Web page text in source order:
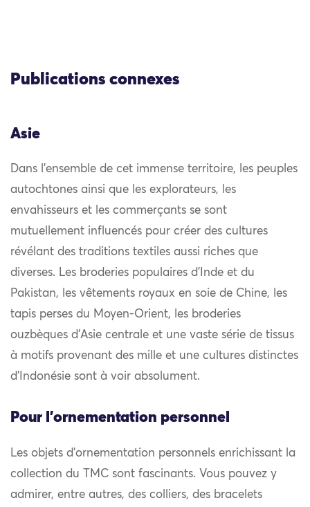
Publications connexes
Asie
Dans l’ensemble de cet immense territoire, les peuples
autochtones ainsi que les explorateurs, les
envahisseurs et les commerçants se sont
mutuellement influencés pour créer des cultures
révélant des traditions textiles aussi riches que
diverses. Les broderies populaires d’Inde et du
Pakistan, les vêtements royaux en soie de Chine, les
tapis perses du Moyen-Orient, les broderies
ouzbèques d’Asie centrale et une vaste série de tissus
à motifs provenant des mille et une cultures distinctes
d’Indonésie sont à voir absolument.
Pour l'ornementation personnel
Les objets d’ornementation personnels enrichissant la
collection du TMC sont fascinants. Vous pouvez y
admirer, entre autres, des colliers, des bracelets